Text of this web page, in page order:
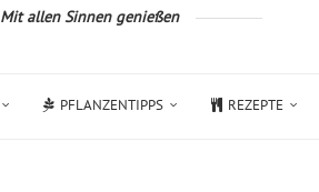
Mit allen Sinnen genießen
PFLANZENTIPPS REZEPTE